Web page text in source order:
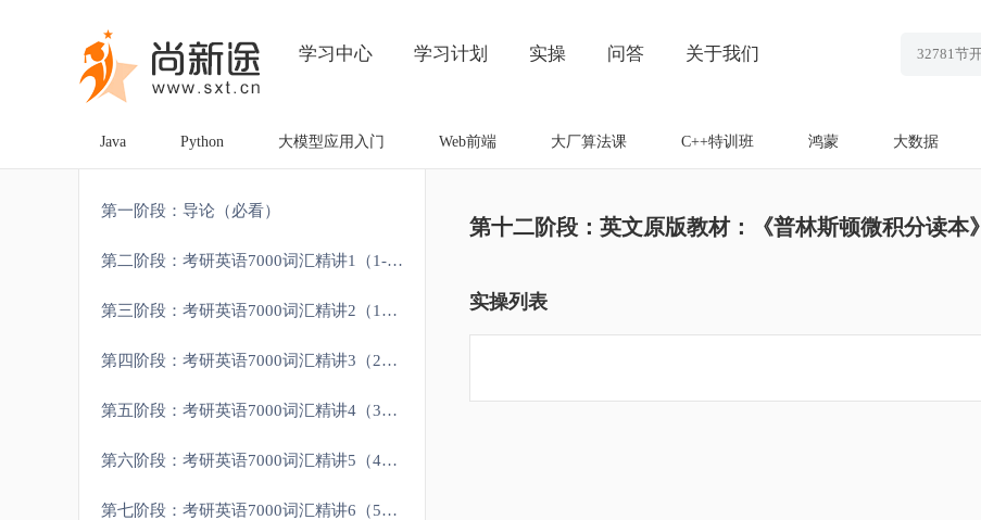
学习中心 学习计划 实操 问答 关于我们
Java Python 大模型应用入门 Web前端 大厂算法课 C++特训班 鸿蒙 大数据
第一阶段：导论（必看）
第二阶段：考研英语7000词汇精讲1（1-1000）
第三阶段：考研英语7000词汇精讲2（1000-2000）
第四阶段：考研英语7000词汇精讲3（2000-3000）
第五阶段：考研英语7000词汇精讲4（3000-4000）
第六阶段：考研英语7000词汇精讲5（4000-5000）
第七阶段：考研英语7000词汇精讲6（5000以上）
第十二阶段：英文原版教材：《普林斯顿微积分读本》
实操列表